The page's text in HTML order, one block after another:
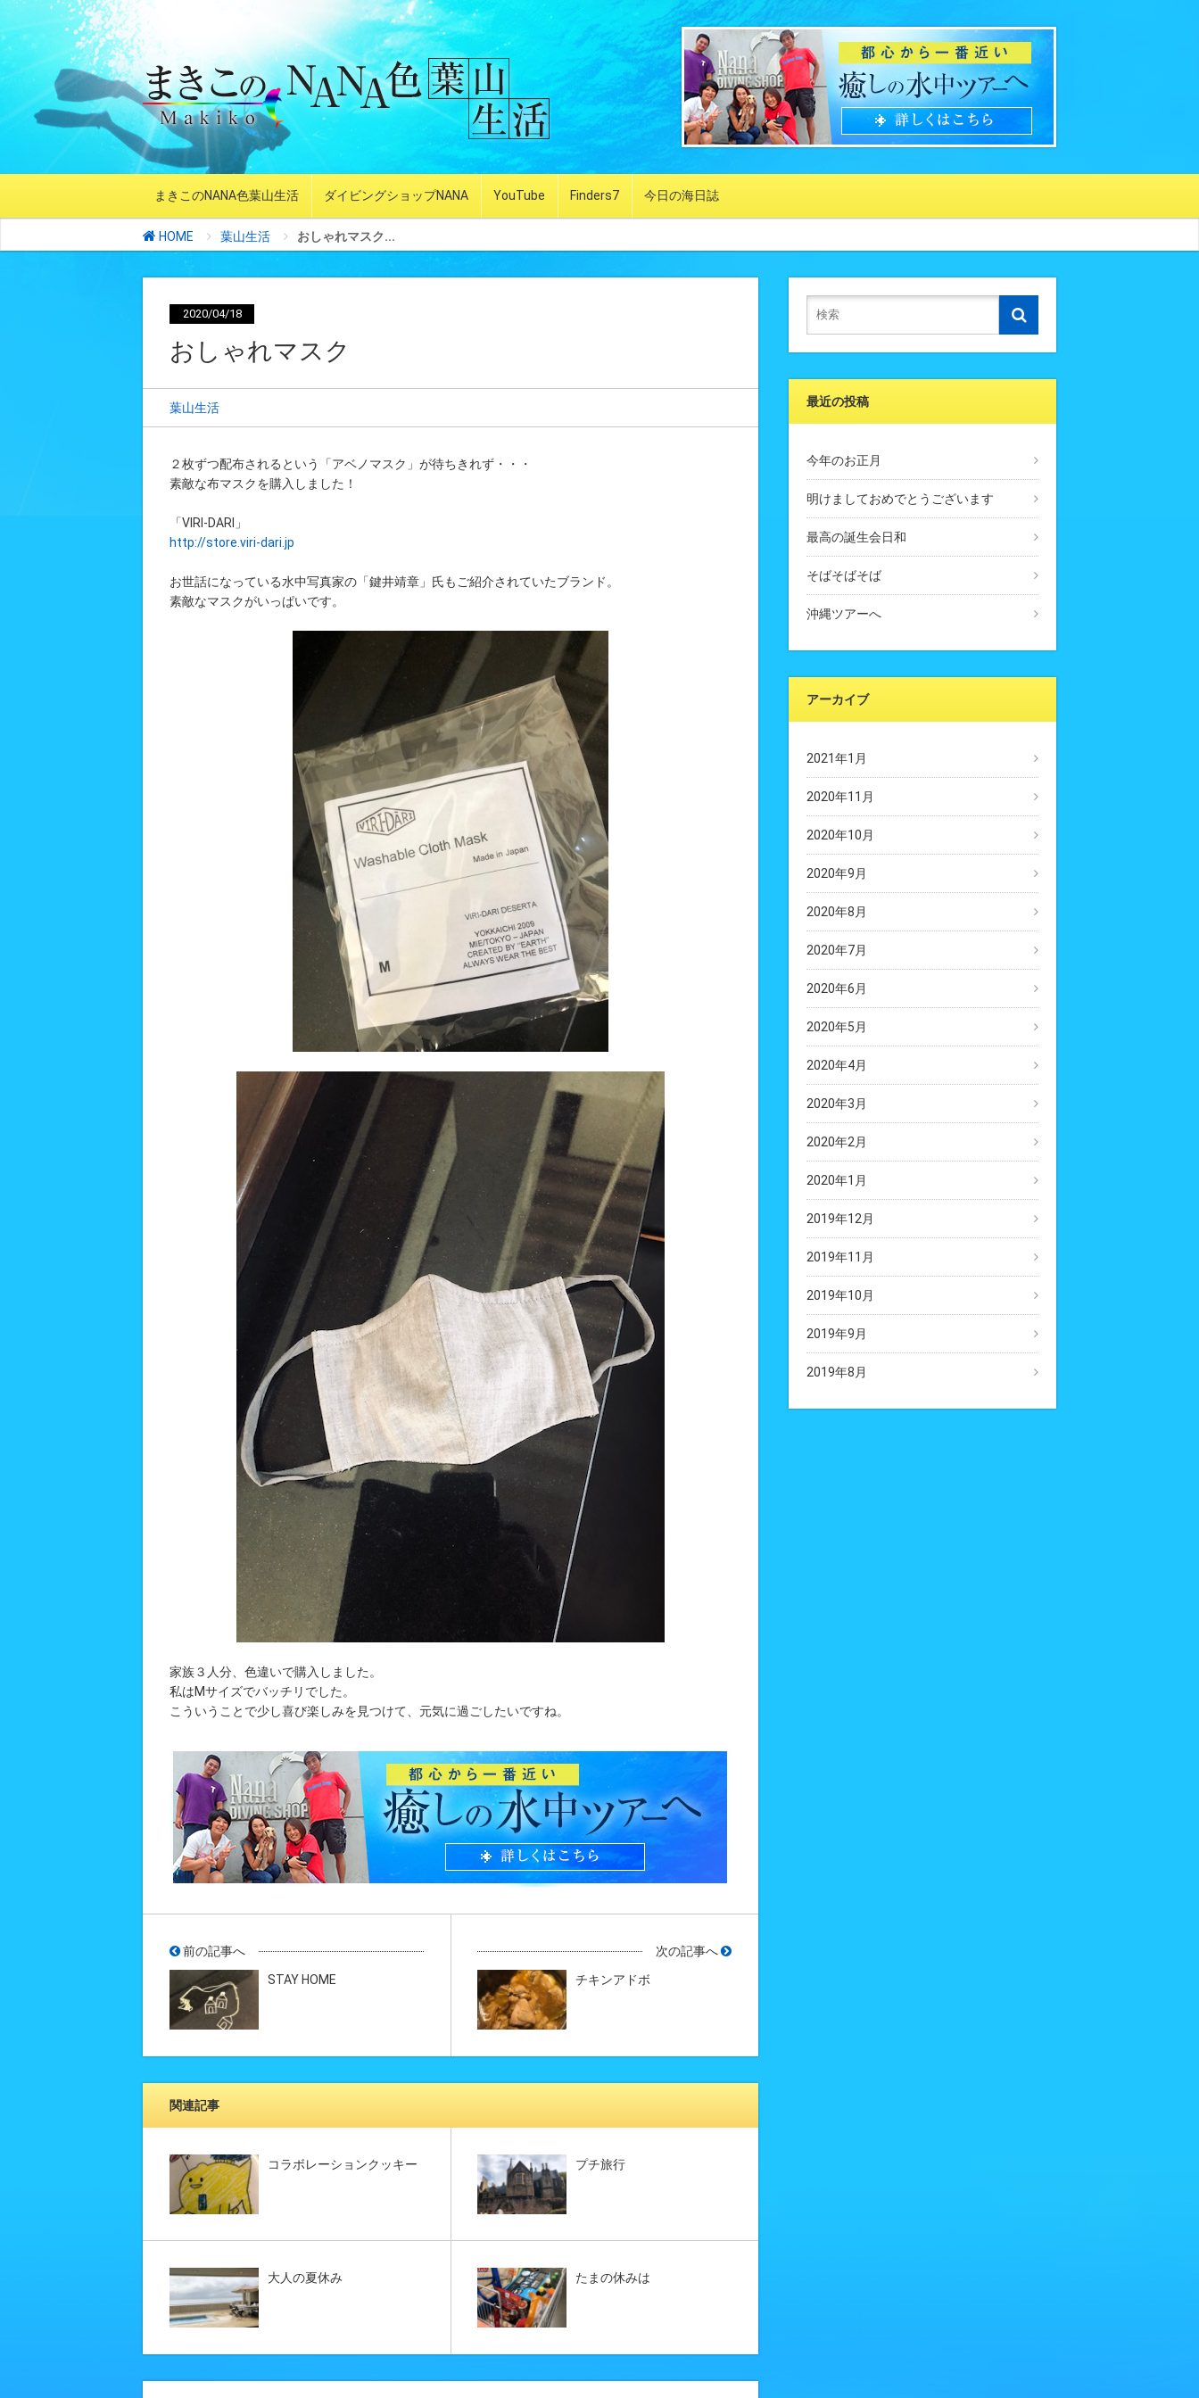
まきこのNANA色葉山生活 ダイビングショップNANA YouTube Finders7 今日の海日誌
HOME 葉山生活 おしゃれマスク...
2020/04/18
おしゃれマスク
葉山生活
２枚ずつ配布されるという「アベノマスク」が待ちきれず・・・
素敵な布マスクを購入しました！
「VIRI-DARI」
http://store.viri-dari.jp
お世話になっている水中写真家の「鍵井靖章」氏もご紹介されていたブランド。
素敵なマスクがいっぱいです。
家族３人分、色違いで購入しました。
私はMサイズでバッチリでした。
こういうことで少し喜び楽しみを見つけて、元気に過ごしたいですね。
前の記事へ
STAY HOME
次の記事へ
チキンアドボ
関連記事
コラボレーションクッキー プチ旅行
大人の夏休み たまの休みは
最近の投稿
今年のお正月
明けましておめでとうございます
最高の誕生会日和
そばそばそば
沖縄ツアーへ
アーカイブ
2021年1月
2020年11月
2020年10月
2020年9月
2020年8月
2020年7月
2020年6月
2020年5月
2020年4月
2020年3月
2020年2月
2020年1月
2019年12月
2019年11月
2019年10月
2019年9月
2019年8月